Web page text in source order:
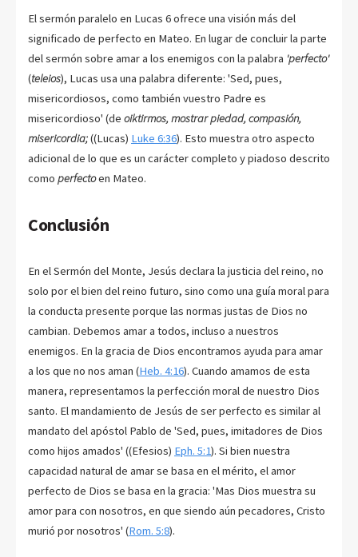
El sermón paralelo en Lucas 6ofrece una visión más del
significado de perfecto en Mateo. En lugar de concluir la parte
del sermón sobre amar a los enemigos con la palabra 'perfecto'
(teleios), Lucas usa una palabra diferente: 'Sed, pues,
misericordiosos, como también vuestro Padre es
misericordioso' (de oiktirmos, mostrar piedad, compasión,
misericordia;((Lucas) Luke 6:36). Esto muestra otro aspecto
adicional de lo que es un carácter completo y piadoso descrito
como perfectoen Mateo.
Conclusión
En el Sermón del Monte, Jesús declara la justicia del reino, no
solo por el bien del reino futuro, sino como una guía moral para
la conducta presente porque las normas justas de Dios no
cambian. Debemos amar a todos, incluso a nuestros
enemigos. En la gracia de Dios encontramos ayuda para amar
a los que no nos aman (Heb. 4:16). Cuando amamos de esta
manera, representamos la perfección moral de nuestro Dios
santo. El mandamiento de Jesús de ser perfecto es similar al
mandato del apóstol Pablo de 'Sed, pues, imitadores de Dios
como hijos amados' ((Efesios) Eph. 5:1). Si bien nuestra
capacidad natural de amar se basa en el mérito, el amor
perfecto de Dios se basa en la gracia: 'Mas Dios muestra su
amor para con nosotros, en que siendo aún pecadores, Cristo
murió por nosotros' (Rom. 5:8).